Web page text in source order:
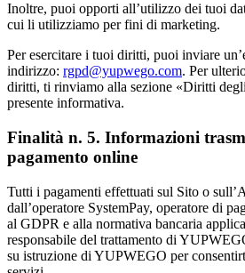
Inoltre, puoi opporti all’utilizzo dei tuoi
cui li utilizziamo per fini di marketing.
Per esercitare i tuoi diritti, puoi inviare
indirizzo: rgpd@yupwego.com. Per
diritti, ti rinviamo alla sezione «Diritti
presente informativa.
Finalità n. 5. Informazioni
pagamento online
Tutti i pagamenti effettuati sul Sito o
dall’operatore SystemPay, operatore di
al GDPR e alla normativa bancaria
responsabile del trattamento di
su istruzione di YUPWEGO per